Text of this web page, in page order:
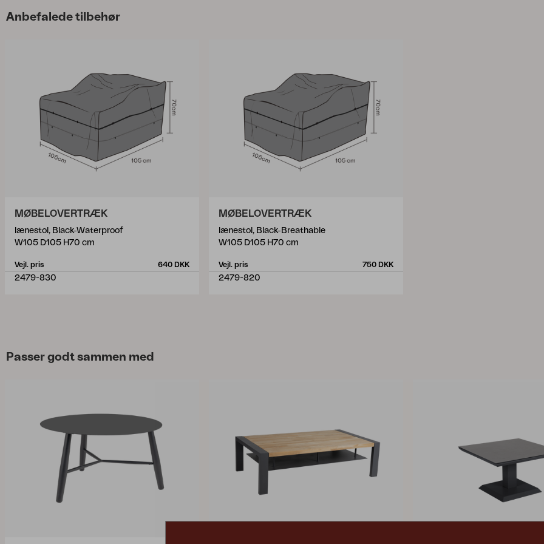
Anbefalede tilbehør
MØBELOVERTRÆK
lænestol, Black-Waterproof
W105 D105 H70 cm
Vejl. pris 640 DKK
2479-830
MØBELOVERTRÆK
lænestol, Black-Breathable
W105 D105 H70 cm
Vejl. pris 750 DKK
2479-820
Passer godt sammen med